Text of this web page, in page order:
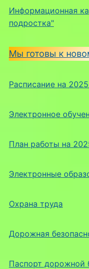
Информационная
подростка"
Мы готовы к
Расписание на
Электронное
План работы на
Электронные
Охрана труда
Дорожная
Паспорт дорожной